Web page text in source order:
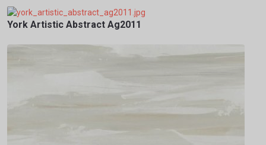
York Artistic Abstract Ag2011